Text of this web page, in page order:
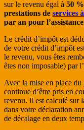
sur le revenu égal à 50 %
prestations de services
par an pour
Le crédit d’impôt est
de votre crédit d’impôt
le revenu, vous êtes
êtes non imposable) par
Avec la mise en place
continue d’être pris en
revenu. Il est calculé sur
dans votre déclaration
de décalage en deux